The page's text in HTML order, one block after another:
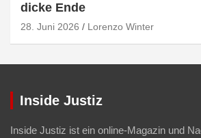
dicke Ende
28. Juni 2026 Lorenzo Winter
Inside Justiz
Inside Justiz ist ein online-Magazin und